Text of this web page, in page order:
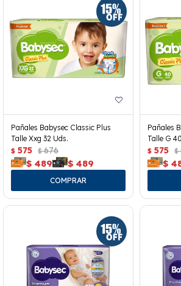
Pañales Babysec Classic Plus
Talle Xxg 32 Uds.
$ 575 $ 676
$ 489 $ 489
Pañales
Talle G
$ 575 $
$